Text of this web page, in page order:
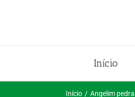
conteúdo
Início
Início Angelim